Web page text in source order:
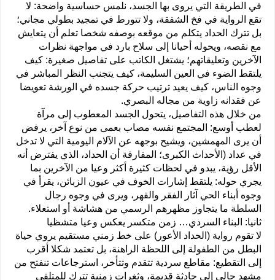
في الطريقة التي يروى بها الجسد، نلمس حساسية واضحة: لا
تقع الرواية في فخ الشفقة، ولا تتورط في تمجيد بطولي مجاني؛
بل تترك الحداد يتكلم من موقعه بوصفه شخصا تعلم أن يتعايش
مع نقصه، ويحوله أحيانا إلى سلاح بارد في مواجهة نظرات
الآخرين وتعليقاتهم؛ يشتغل الكاتب على تفاصيل صغيرة: كيف
يلتقط الضوء في العين السليمة، كيف يتجنب النظر المباشر في
وجوه الناس، كيف يعيد ترتيب حركة جسده في الورشة تعويضا
عن فقدانه زاوية من مجاله البصري.
من خلال هذه التفاصيل، يتحول الجسد المعطوب إلى مرآة
لعطب أوسع: المجتمع نفسه مصاب بعمى من نوع آخر، يرفض
أن يرى المهمشين، ويشيح بوجهه عن الآلام اليومية التي لا تدخل
في عداد (الأحداث الكبرى؛ المفارقة أن الحداد، الذي يفترض أنه
الأقل رؤية، يبدو في لحظات كثيرة أكثر وعيا من الآخرين بما
يجري حوله: يلتقط إشارات الخوف في عيون الزبائن، يقرأ في
وجوه أبناء الحي آثار الفقر والقهر، ويرى في وجوه رجال
السلطة ما يتجاوز مظهرهم الرسمي من هشاشة أو استعلاء.
ثانيا: البناء السردي… زمن متكسر يعكس وعيا متشظيا
لا تقوم رواية (الحداد الأعور) على خط زمني مستقيم يروي حياة
البطل من الطفولة إلى اللحظة الراهنة، بل تعتمد شكلا أقرب
إلى التقطيع: مقاطع سردية تتقدم وتتأخر، استرجاعات تنفتح من
مشهد حالي إلى حادثة قديمة، وثغرات زمنية تترك للمتلقي